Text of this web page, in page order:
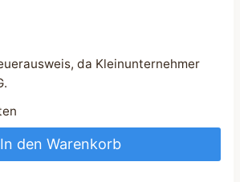
da Kleinunternehmer
In den Warenkorb